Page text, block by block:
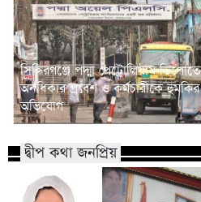
সিদ্ধিরগঞ্জে পদ্মা পেট্রোলিয়াম ডিপোতে
অনধিকার প্রবেশ ও কর্মচারীকে হুমকির
অভিযোগ
দ্বীপ কথা জনপ্রিয়